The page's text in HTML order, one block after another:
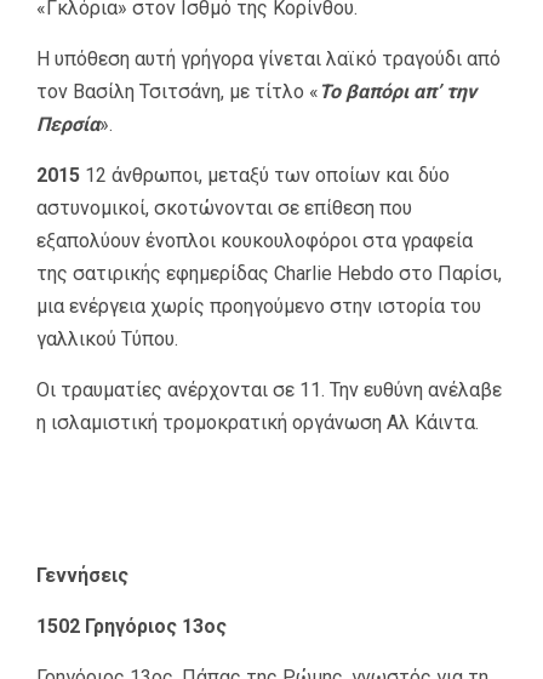
«Γκλόρια» στον Ισθμό της Κορίνθου.
Η υπόθεση αυτή γρήγορα γίνεται λαϊκό τραγούδι από
τον Βασίλη Τσιτσάνη, με τίτλο « Το βαπόρι απ’ την
Περσία».
2015 12 άνθρωποι, μεταξύ των οποίων και δύο
αστυνομικοί, σκοτώνονται σε επίθεση που
εξαπολύουν ένοπλοι κουκουλοφόροι στα γραφεία
της σατιρικής εφημερίδας Charlie Hebdo στο Παρίσι,
μια ενέργεια χωρίς προηγούμενο στην ιστορία του
γαλλικού Τύπου.
Οι τραυματίες ανέρχονται σε 11. Την ευθύνη ανέλαβε
η ισλαμιστική τρομοκρατική οργάνωση Αλ Κάιντα.
Γεννήσεις
1502 Γρηγόριος 13ος